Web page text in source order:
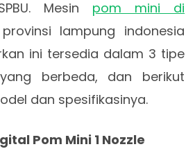
Mesin pom mini di
provinsi lampung indonesia
ini tersedia dalam 3 tipe
berbeda, dan berikut
dan spesifikasinya.
Pom Mini 1 Nozzle